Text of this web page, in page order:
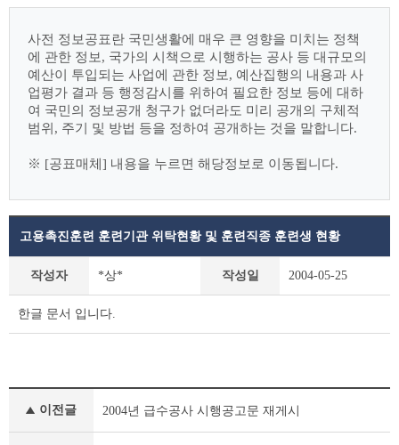
사전 정보공표란 국민생활에 매우 큰 영향을 미치는 정책
에 관한 정보, 국가의 시책으로 시행하는 공사 등 대규모의
예산이 투입되는 사업에 관한 정보, 예산집행의 내용과 사
업평가 결과 등 행정감시를 위하여 필요한 정보 등에 대하
여 국민의 정보공개 청구가 없더라도 미리
공개의 구체적
범위, 주기 및 방법 등을 정하여 공개하는 것을 말합니다.
※ [공표매체] 내용을 누르면 해당정보로 이동됩니다.
보
공
세
고용촉진훈련 훈련기관 위탁현황 및 훈련직종 훈련생 현황
작성자 *상* 작성일 2004-05-25
한글 문서 입니다.
정
이전글 2004년 급수공사 시행공고문 재게시